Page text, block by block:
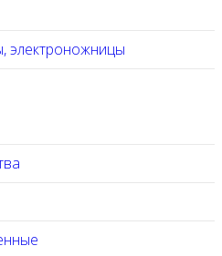
электроножницы